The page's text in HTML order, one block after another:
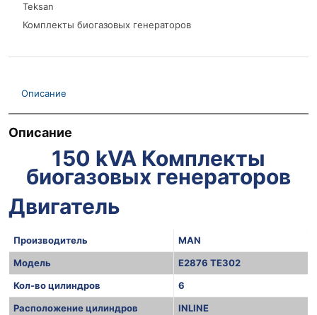
Teksan
Комплекты биогазовых генераторов
Описание
Описание
150 kVA Комплекты
биогазовых генераторов
Двигатель
Производитель
MAN
Модель
E2876 TE302
Кол-во цилиндров
6
Расположение цилиндров
INLINE